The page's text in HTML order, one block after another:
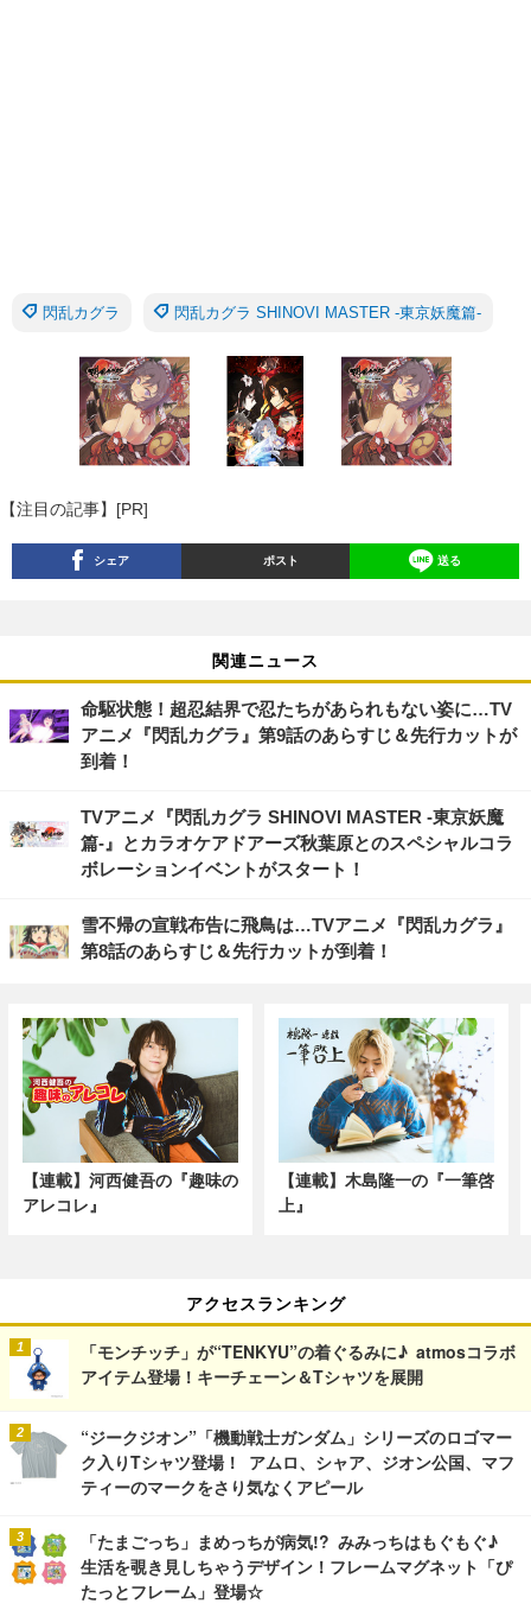
閃乱カグラ 閃乱カグラ SHINOVI MASTER -東京妖魔篇-
【注目の記事】[PR]
シェア ポスト 送る
関連ニュース
命駆状態！超忍結界で忍たちがあられもない姿に…TV
アニメ『閃乱カグラ』第9話のあらすじ＆先行カットが
到着！
TVアニメ『閃乱カグラ SHINOVI MASTER -東京妖魔
篇-』とカラオケアドアーズ秋葉原とのスペシャルコラ
ボレーションイベントがスタート！
雪不帰の宣戦布告に飛鳥は…TVアニメ『閃乱カグラ』
第8話のあらすじ＆先行カットが到着！
【連載】河西健吾の『趣味の
アレコレ』
【連載】木島隆一の『一筆啓
上』
アクセスランキング
「モンチッチ」が“TENKYU”の着ぐるみに♪ atmosコラボ
アイテム登場！キーチェーン＆Tシャツを展開
“ジークジオン”「機動戦士ガンダム」シリーズのロゴマー
ク入りTシャツ登場！ アムロ、シャア、ジオン公国、マフ
ティーのマークをさり気なくアピール
「たまごっち」まめっちが病気!? みみっちはもぐもぐ♪
生活を覗き見しちゃうデザイン！フレームマグネット「ぴ
たっとフレーム」登場☆